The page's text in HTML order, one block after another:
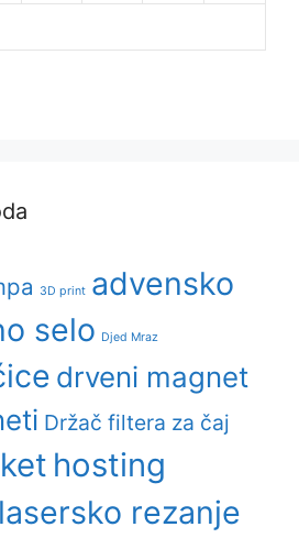
3D print advensko
selo Djed Mraz
drveni magnet
Držač filtera za čaj
hosting
lasersko rezanje